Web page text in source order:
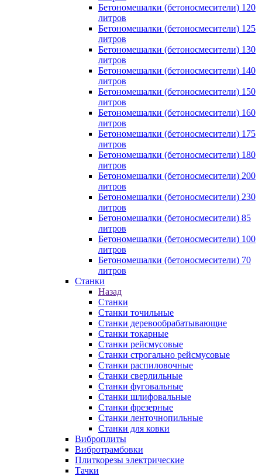
Бетономешалки (бетоносмесители) 120
литров
Бетономешалки (бетоносмесители) 125
литров
Бетономешалки (бетоносмесители) 130
литров
Бетономешалки (бетоносмесители) 140
литров
Бетономешалки (бетоносмесители) 150
литров
Бетономешалки (бетоносмесители) 160
литров
Бетономешалки (бетоносмесители) 175
литров
Бетономешалки (бетоносмесители) 180
литров
Бетономешалки (бетоносмесители) 200
литров
Бетономешалки (бетоносмесители) 230
литров
Бетономешалки (бетоносмесители) 85
литров
Бетономешалки (бетоносмесители) 100
литров
Бетономешалки (бетоносмесители) 70
литров
Станки
Назад
Станки
Станки точильные
Станки деревообрабатывающие
Станки токарные
Станки рейсмусовые
Станки строгально рейсмусовые
Станки распиловочные
Станки сверлильные
Станки фуговальные
Станки шлифовальные
Станки фрезерные
Станки ленточнопильные
Станки для ковки
Виброплиты
Вибротрамбовки
Плиткорезы электрические
Тачки